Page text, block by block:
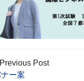
Post
ー案